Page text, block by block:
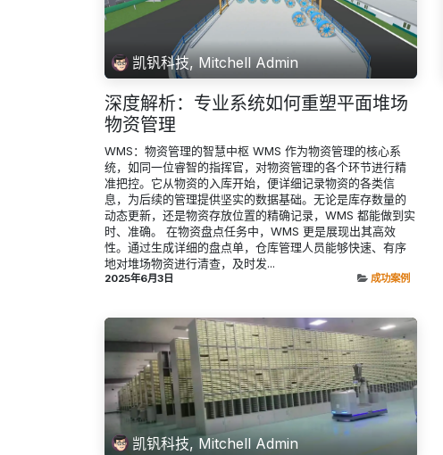
凯钒科技, Mitchell Admin
深度解析：专业系统如何重塑平面堆场
物资管理
WMS：物资管理的智慧中枢 WMS 作为物资管理的核心系
统，如同一位睿智的指挥官，对物资管理的各个环节进行精
准把控。它从物资的入库开始，便详细记录物资的各类信
息，为后续的管理提供坚实的数据基础。无论是库存数量的
动态更新，还是物资存放位置的精确记录，WMS 都能做到实
时、准确。 在物资盘点任务中，WMS 更是展现出其高效
性。通过生成详细的盘点单，仓库管理人员能够快速、有序
地对堆场物资进行清查，及时发...
2025年6月3日 成功案例
凯钒科技, Mitchell Admin